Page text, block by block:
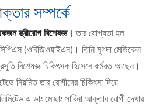
সম্পর্কে
স্ত্রীরোগ বিশেষজ্ঞ। তার যোগ্যতা হল
(ওবিজিওয়াইএন)। তিনি মুগদা মেডিকেল
বিশেষজ্ঞ চিকিৎসক হিসেবে কর্মরত আছেন।
নিয়মিত তার রোগীদের চিকিৎসা দিয়ে
এ ডাঃ মোছাঃ সাবিনা আক্তার রোগী দেখার